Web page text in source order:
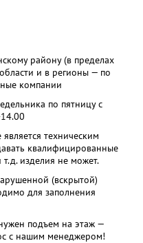
району (в пределах
и в регионы — по
компании
по пятницу с
техническим
квалифицированные
изделия не может.
(вскрытой)
для заполнения
подъем на этаж —
с нашим менеджером!